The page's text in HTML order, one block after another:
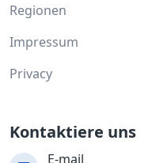
Regionen
Impressum
Privacy
Kontaktiere uns
E-mail